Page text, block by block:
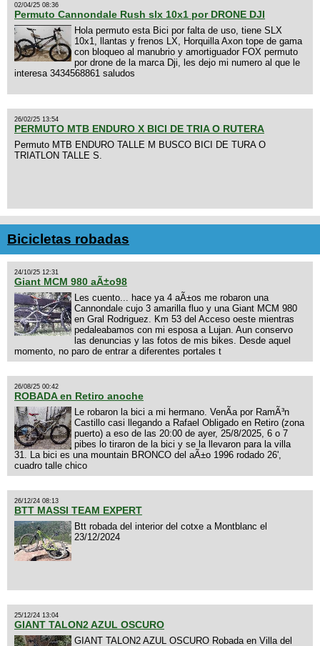
02/04/25 08:36
Permuto Cannondale Rush slx 10x1 por DRONE DJI
Hola permuto esta Bici por falta de uso, tiene SLX
10x1, llantas y frenos LX, Horquilla Axon tope de gama
con bloqueo al manubrio y amortiguador FOX permuto
por drone de la marca Dji, les dejo mi numero al que le
interesa 3434568861 saludos
26/02/25 13:54
PERMUTO MTB ENDURO X BICI DE TRIA O RUTERA
Permuto MTB ENDURO TALLE M BUSCO BICI DE TURA O
TRIATLON TALLE S.
Bicicletas robadas
24/10/25 12:31
Giant MCM 980 aÃ±o98
Les cuento... hace ya 4 aÃ±os me robaron una
Cannondale cujo 3 amarilla fluo y una Giant MCM 980
en Gral Rodriguez. Km 53 del Acceso oeste mientras
pedaleabamos con mi esposa a Lujan. Aun conservo
las denuncias y las fotos de mis bikes. Desde aquel
momento, no paro de entrar a diferentes portales t
26/08/25 00:42
ROBADA en Retiro anoche
Le robaron la bici a mi hermano. VenÃ­a por RamÃ³n
Castillo casi llegando a Rafael Obligado en Retiro (zona
puerto) a eso de las 20:00 de ayer, 25/8/2025, 6 o 7
pibes lo tiraron de la bici y se la llevaron para la villa
31. La bici es una mountain BRONCO del aÃ±o 1996 rodado 26',
cuadro talle chico
26/12/24 08:13
BTT MASSI TEAM EXPERT
Btt robada del interior del cotxe a Montblanc el
23/12/2024
25/12/24 13:04
GIANT TALON2 AZUL OSCURO
GIANT TALON2 AZUL OSCURO Robada en Villa del